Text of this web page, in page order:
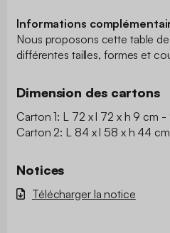
Informations
Nous proposons cette table de
différentes tailles, formes et
Dimension des cartons
Carton 1: L 72 x l 72 x h 9 cm -
Carton 2: L 84 x l 58 x h 44
Notices
Télécharger la notice